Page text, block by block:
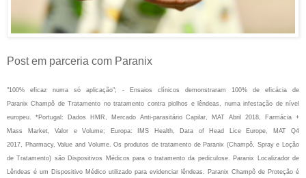
Post em parceria com Paranix
"100% eficaz numa só aplicação"; - Ensaios clínicos demonstraram 100% de eficácia de
ParanixChampô de Tratamento no tratamento contra piolhos e lêndeas, numa infestação de nível
europeu. *Portugal: Dados HMR, Mercado Anti-parasitário Capilar, MAT Abril 2018, Farmácia +
Mass
Market, Valor e Volume; Europa: IMS Health, Data of Head Lice Europe, MAT Q4
2017, Pharmacy, Value and Volume. Os produtos de tratamento de Paranix (Champô, Spray e Loção
de Tratamento) são Dispositivos Médicos para o tratamento da pediculose. Paranix
Localizador de
Lêndeas é um Dispositivo Médico utilizado para evidenciar lêndeas. Paranix Champô de Proteção é